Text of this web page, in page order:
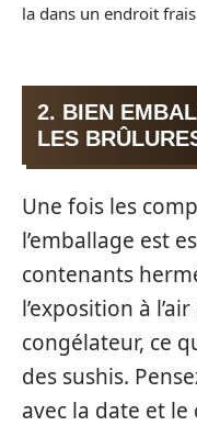
la dans un endroit
2. BIEN
LES
Une fois les
l’emballage est
contenants
l’exposition à
congélateur, ce
des sushis.
avec la date et